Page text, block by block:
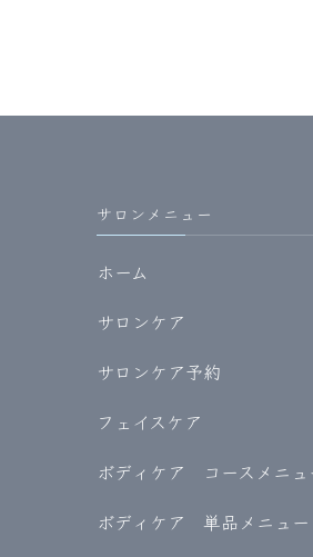
サロンメニュー
ホーム
サロンケア
サロンケア予約
フェイスケア
ボディケア コースメニュ
ボディケア 単品メニュー